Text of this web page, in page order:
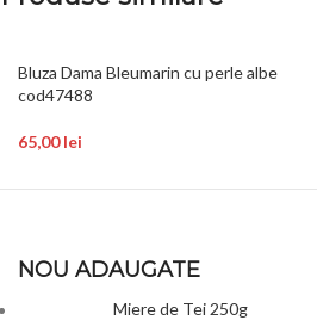
Bluza Dama Bleumarin cu perle albe
cod47488
65,00lei
NOU ADAUGATE
Miere de Tei 250g